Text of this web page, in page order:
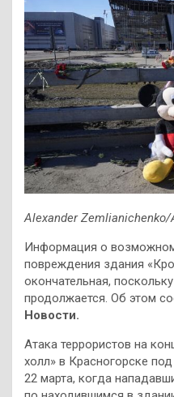
Alexander Zemlianichenko/
Информация о
повреждения здания
окончательная,
продолжается. Об этом
Новости.
Атака террористов на
холл» в Красногорске
22 марта, когда